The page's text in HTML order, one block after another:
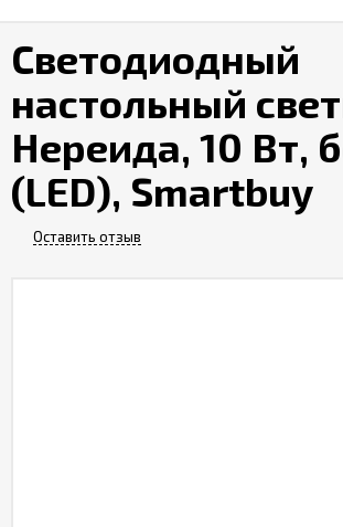
Доставка
и
оплата
Контакты
Светодиодный
настольный
Нереида, 10 Вт,
(LED), Smartbuy
Оставить отзыв